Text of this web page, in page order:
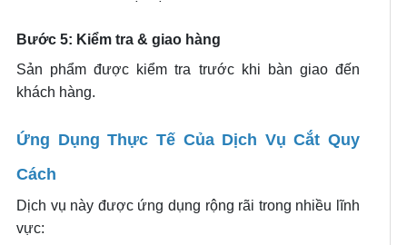
Bước 5: Kiểm tra & giao hàng
Sản phẩm được kiểm tra trước khi bàn giao đến
khách hàng.
Ứng Dụng Thực Tế Của Dịch Vụ Cắt Quy
Cách
Dịch vụ này được ứng dụng rộng rãi trong nhiều lĩnh
vực: